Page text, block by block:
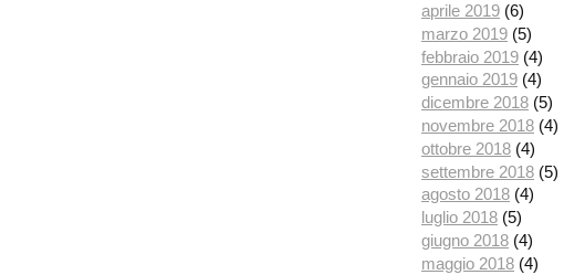
aprile 2019 (6)
marzo 2019 (5)
febbraio 2019 (4)
gennaio 2019 (4)
dicembre 2018 (5)
novembre 2018 (4)
ottobre 2018 (4)
settembre 2018 (5)
agosto 2018 (4)
luglio 2018 (5)
giugno 2018 (4)
maggio 2018 (4)